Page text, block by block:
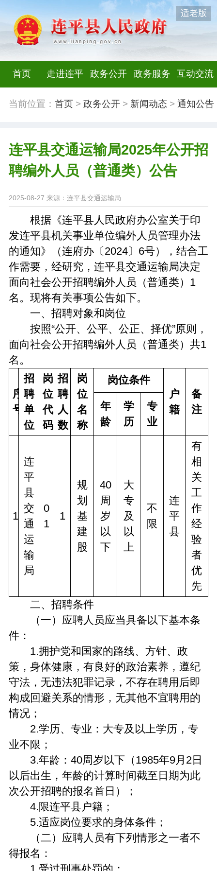
适老版
首页 走进连平 政务公开 政务服务 互动交流
当前位置： 首页> 政务公开> 新闻动态 > 通知公告
连平县交通运输局2025年公开招
聘编外人员（普通类）公告
2025-08-27 来源：连平县交通运输局
根据《连平县人民政府办公室关于印
发连平县机关事业单位编外人员管理办法
的通知》（连府办〔2024〕6号），结合工
作需要，经研究，连平县交通运输局决定
面向社会公开招聘编外人员（普通类）1
名。现将有关事项公告如下。
一、招聘对象和岗位
按照“公开、公平、公正、择优”原则，
面向社会公开招聘编外人员（普通类）共1
名。
序
号
招
聘
单
位
岗
位
代
码
招
聘
人
数
岗
位
名
称
岗位条件
户
籍
备
注
年
龄
学
历
专
业
1
连
平
县
交
通
运
输
局
0
1
1
规
划
基
建
股
40
周
岁
以
下
大
专
及
以
上
不
限
连
平
县
有
相
关
工
作
经
验
者
优
先
二、招聘条件
（一）应聘人员应当具备以下基本条
件：
1.拥护党和国家的路线、方针、政
策，身体健康，有良好的政治素养，遵纪
守法，无违法犯罪记录，不存在聘用后即
构成回避关系的情形，无其他不宜聘用的
情况；
2.学历、专业：大专及以上学历，专
业不限；
3.年龄：40周岁以下（1985年9月2日
以后出生，年龄的计算时间截至日期为此
次公开招聘的报名首日）；
4.限连平县户籍；
5.适应岗位要求的身体条件；
（二）应聘人员有下列情形之一者不
得报名：